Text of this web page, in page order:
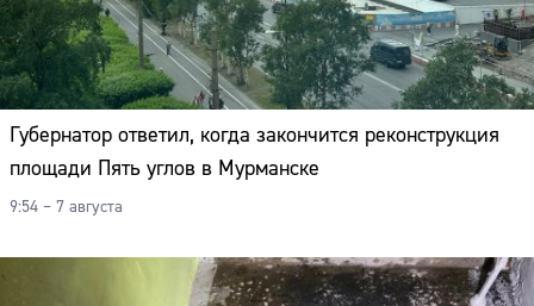
Губернатор ответил, когда закончится реконструкция
площади Пять углов в Мурманске
9:54 – 7 августа